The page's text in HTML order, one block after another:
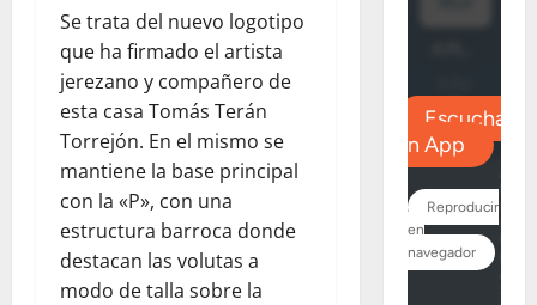
Se trata del nuevo logotipo
que ha firmado el artista
jerezano y compañero de
esta casa Tomás Terán
Torrejón. En el mismo se
mantiene la base principal
con la «P», con una
estructura barroca donde
destacan las volutas a
modo de talla sobre la